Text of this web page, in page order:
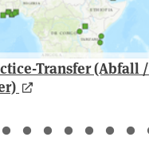
Transfer (Abfall /